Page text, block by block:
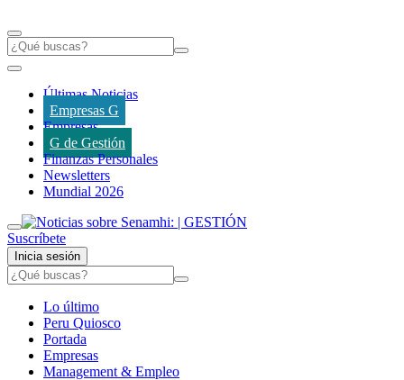
Últimas Noticias
Empresas G
Empresas
G de Gestión
Finanzas Personales
Newsletters
Mundial 2026
Suscríbete
Inicia sesión
Lo último
Peru Quiosco
Portada
Empresas
Management & Empleo